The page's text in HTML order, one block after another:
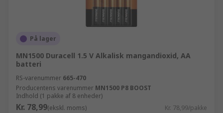
På lager
MN1500 Duracell 1.5 V Alkalisk mangandioxid, AA
batteri
RS-varenummer 665-470
Producentens varenummer MN1500 P8 BOOST
Indhold (1 pakke af 8 enheder)
Kr. 78,99(ekskl. moms) Kr. 78,99/pakke